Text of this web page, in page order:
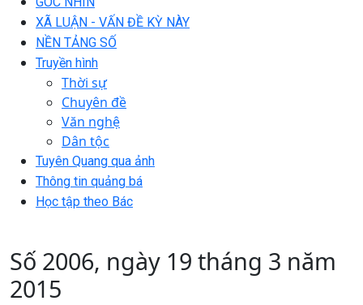
XÃ LUẬN - VẤN ĐỀ KỲ NÀY
NỀN TẢNG SỐ
Truyền hình
Thời sự
Chuyên đề
Văn nghệ
Dân tộc
Tuyên Quang qua ảnh
Thông tin quảng bá
Học tập theo Bác
Số 2006, ngày 19 tháng 3 năm
2015